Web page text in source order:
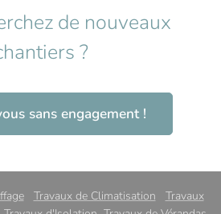
de nouveaux
?
sans engagement !
Travaux de Climatisation
Travaux